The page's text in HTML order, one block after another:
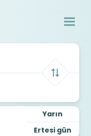
Yarın
Ertesi gün